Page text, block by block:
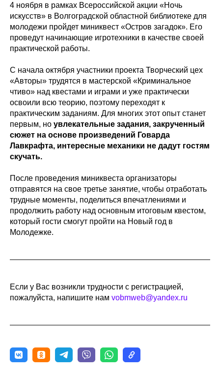
4 ноября в рамках Всероссийской акции «Ночь
искусств» в Волгоградской областной библиотеке для
молодежи пройдет миниквест «Остров загадок». Его
проведут начинающие игротехники в качестве своей
практической работы.
С начала октября участники проекта Творческий цех
«Авторы» трудятся в мастерской «Криминальное
чтиво» над квестами и играми и уже практически
освоили всю теорию, поэтому переходят к
практическим заданиям. Для многих этот опыт станет
первым, но увлекательные задания, закрученный
сюжет на основе произведений Говарда
Лавкрафта, интересные механики не дадут гостям
скучать.
После проведения миниквеста организаторы
отправятся на свое третье занятие, чтобы отработать
трудные моменты, поделиться впечатлениями и
продолжить работу над основным итоговым квестом,
который гости смогут пройти на Новый год в
Молодежке.
Если у Вас возникли трудности с регистрацией,
пожалуйста, напишите нам vobmweb@yandex.ru